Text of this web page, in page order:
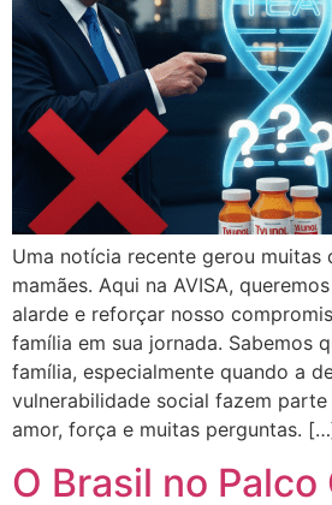
Uma notícia recente gerou muitas
mamães. Aqui na AVISA,
alarde e reforçar nosso
família em sua jornada. Sabemos
família, especialmente quando a
vulnerabilidade social fazem
amor, força e muitas perguntas.
O Brasil no Palco